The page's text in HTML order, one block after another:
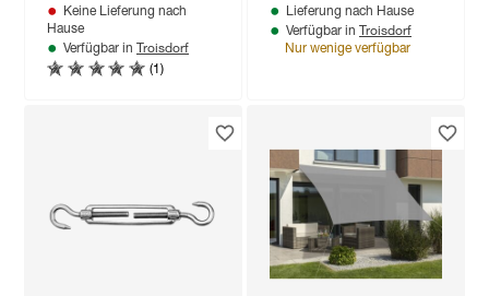
Keine Lieferung nach
Hause
Verfügbar in Troisdorf
(1)
Lieferung nach Hause
Verfügbar in Troisdorf
Nur wenige verfügbar